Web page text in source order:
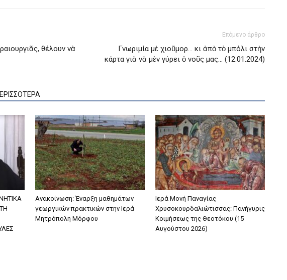
θέλουν νὰ
Επόμενο άρθρο
Γνωριμία μὲ χιοῦμορ… κι ἀπὸ τὸ μπόλι στὴν
κάρτα γιὰ νὰ μὲν γύρει ὁ νοῦς μας… (12.01.2024)
Ανακοίνωση: Έναρξη μαθημάτων
γεωργικών πρακτικών στην Ιερά
Μητρόπολη Μόρφου
Ιερά Μονή Παναγίας
Χρυσοκουρδαλιώτισσας: Πανήγυρις
Κοιμήσεως της Θεοτόκου (15
Αυγούστου 2026)